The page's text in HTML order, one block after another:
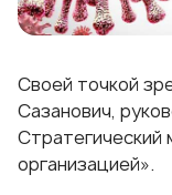
Своей точкой
Сазанович,
организацией».